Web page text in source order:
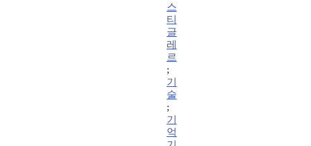
스
티
글
레
르
;
기
술
;
기
억